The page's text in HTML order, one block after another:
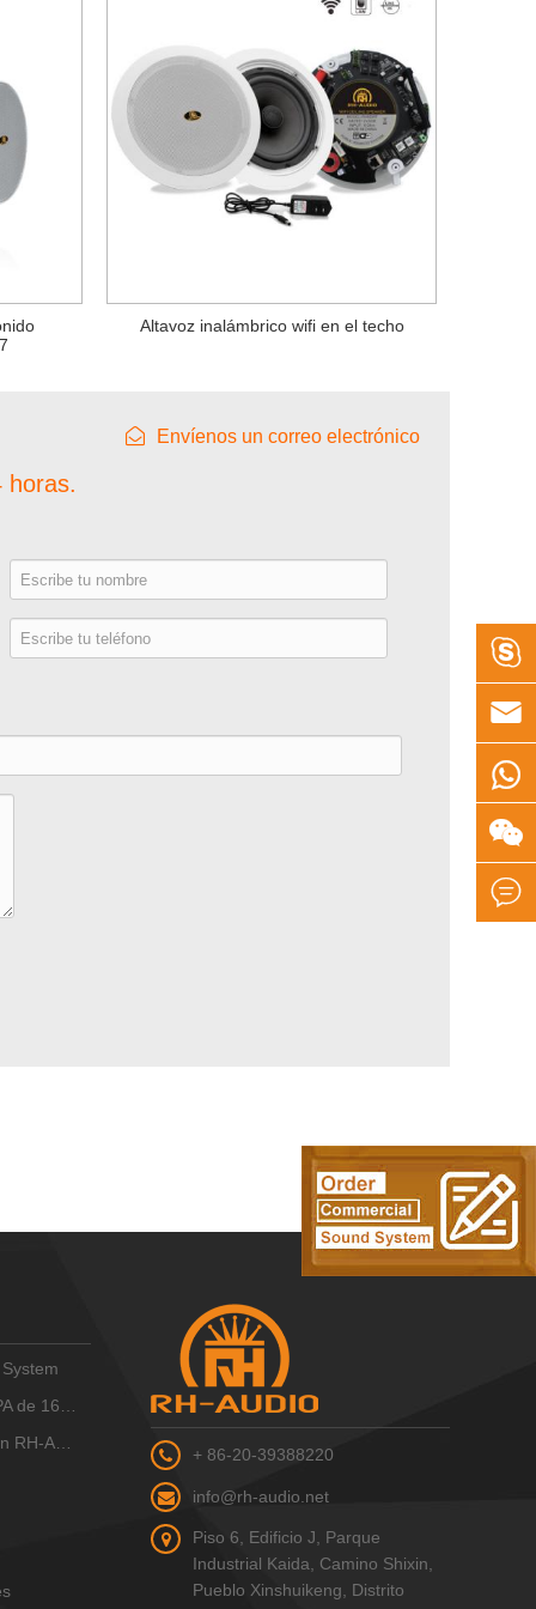
Altavoz inalámbrico wifi en el techo
Envíenos un correo electrónico
horas.
zonas
IP
+ 86-20-39388220
info@rh-audio.net
Piso 6, Edificio J, Parque
Industrial Kaida, Camino Shixin,
Pueblo Xinshuikeng, Distrito




